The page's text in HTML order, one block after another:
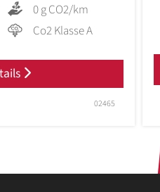
0 g CO2/km
Co2 Klasse A
02465